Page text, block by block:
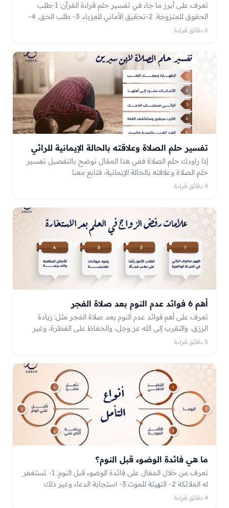
تعرف على أبرز ما جاء في تفسير حلم قراءة القرآن: 1-طلب
الحقوق للمتزوجة. 2-تحقيق الأماني للعزباء. 3- طلب الحق. 4-
الأمر بالمعروف والنهي عن المنكر. 5- النصر على الأعداء.
6 دقائق قراءة
تفسير حلم الصلاة وعلاقته بالحالة الإيمانية للرائي
إذا راودك حلم الصلاة ففي هذا المقال نوضح بالتفصيل تفسير
حلم الصلاة وعلاقته بالحالة الإيمانية، فتابع معنا
9 دقائق قراءة
أهم 6 فوائد عدم النوم بعد صلاة الفجر
تعرف على أهم فوائد عدم النوم بعد صلاة الفجر مثل: زيادة
الرزق، والتقرب إلى الله عز وجل، والحفاظ على الفطرة، وغير
ذلك
5 دقائق قراءة
ما هي فائدة الوضوء قبل النوم؟
تعرف من خلال المقال على فائدة الوضوء قبل النوم: 1- تستغفر
له الملائكة 2- التهيئة للموت 3- استجابة الدعاء وغير ذلك
4 دقائق قراءة